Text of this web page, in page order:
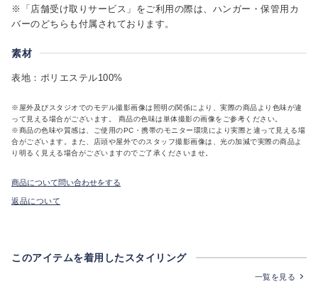
※「店舗受け取りサービス」をご利用の際は、ハンガー・保管用カ
バーのどちらも付属されております。
素材
表地：ポリエステル100%
※屋外及びスタジオでのモデル撮影画像は照明の関係により、実際の商品より色味が違
って見える場合がございます。 商品の色味は単体撮影の画像をご参考ください。
※商品の色味や質感は、ご使用のPC・携帯のモニター環境により実際と違って見える場
合がございます。また、店頭や屋外でのスタッフ撮影画像は、光の加減で実際の商品よ
り明るく見える場合がございますのでご了承くださいませ。
商品について問い合わせをする
返品について
このアイテムを着用したスタイリング
一覧を見る